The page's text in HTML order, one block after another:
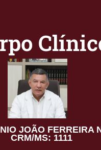
JOÃO FERREIRA
CRM/MS: 1111